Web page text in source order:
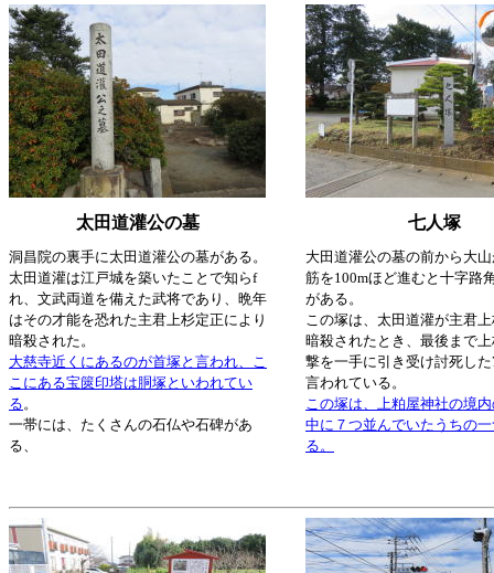
太田道灌公の墓 七人塚
洞昌院の裏手に太田道灌公の墓がある。
太田道灌は江戸城を築いたことで知らf
れ、文武両道を備えた武将であり、晩年
はその才能を恐れた主君上杉定正により
暗殺された。
大慈寺近くにあるのが首塚と言われ、こ
こにある宝篋印塔は胴塚といわれてい
る。
一帯には、たくさんの石仏や石碑があ
る、
大田道灌公の墓の前から大
筋を100mほど進むと十字路
がある。
この塚は、太田道灌が主君
暗殺されたとき、最後まで
撃を一手に引き受け討死し
言われている。
この塚は、上粕屋神社の境
中に７つ並んでいたうちの
る。